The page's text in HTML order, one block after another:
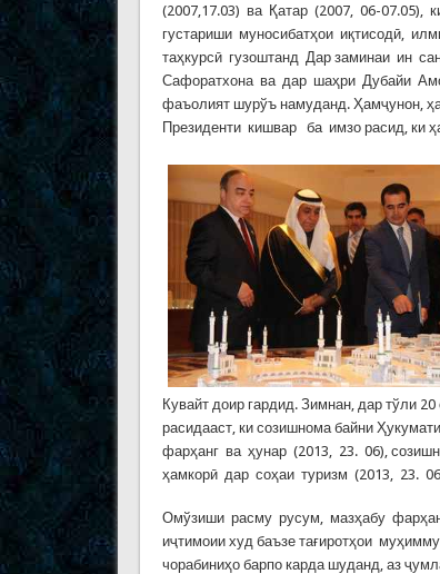
(2007,17.03) ва Қатар (2007, 06-07.05),
густариши муносибатҳои иқтисодӣ,
таҳкурсӣ гузоштанд Дар заминаи ин
Сафоратхона ва дар шаҳри Дубайи
фаъолият шурўъ намуданд. Ҳамҷунон,
Президенти кишвар ба имзо расид, ки
Кувайт доир гардид. Зимнан, дар тўли
расидааст, ки созишнома байни
фарҳанг ва ҳунар (2013, 23. 06),
ҳамкорӣ дар соҳаи туризм (2013, 23.
Омўзиши расму русум, мазҳабу
иҷтимоии худ баъзе тағиротҳои
чорабиниҳо барпо карда шуданд, аз